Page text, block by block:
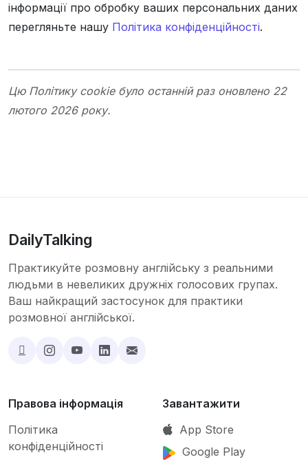
інформації про обробку ваших персональних даних
перегляньте нашу Політика конфіденційності.
Цю Політику cookie було останній раз оновлено 22
лютого 2026 року.
DailyTalking
Практикуйте розмовну англійську з реальними
людьми в невеликих дружніх голосових групах.
Ваш найкращий застосунок для практики
розмовної англійської.
Правова інформація
Політика
конфіденційності
Завантажити
App Store
Google Play